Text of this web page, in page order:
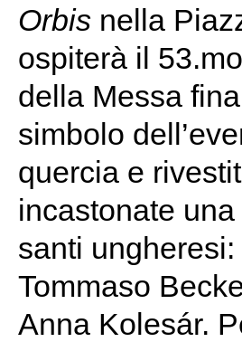
Orbisnella
ospiterà il
della Messa
simbolo
quercia e
incastonate
santi
Tommaso
Anna Kolesár.